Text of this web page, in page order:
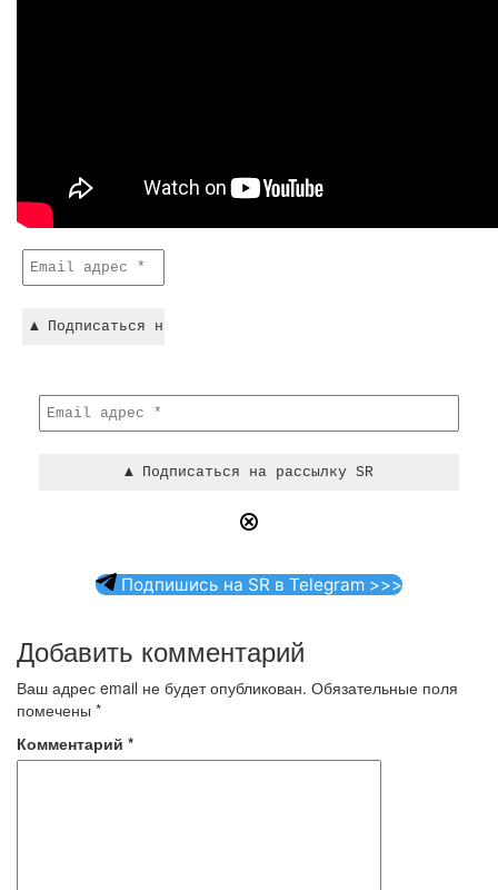
Подпишись на SR в Telegram >>>
Добавить комментарий
Ваш адрес email не будет опубликован. Обязательные поля
помечены *
Комментарий *